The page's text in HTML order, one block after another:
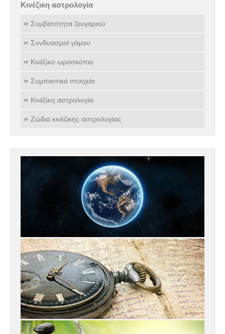
Κινέζικη αστρολογία
Συμβατότητα ζευγαριού
Συνδυασμοί γάμου
Κινέζικο ωροσκόπιο
Συμπαντικά στοιχεία
Κινέζικη αστρολογία
Ζώδια κινέζικης αστρολογίας